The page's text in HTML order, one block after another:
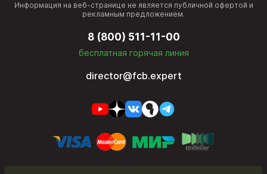
Информация на веб-странице не является публичной офертой и
рекламным предложением.
8 (800) 511-11-00
бесплатная горячая линия
director@fcb.expert